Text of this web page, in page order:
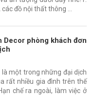
đồ nội thất thông …
Decor phòng khách đơn
là một trong những đại dịch
rất nhiều gia đình trên thế
chế ra ngoài, làm việc ở